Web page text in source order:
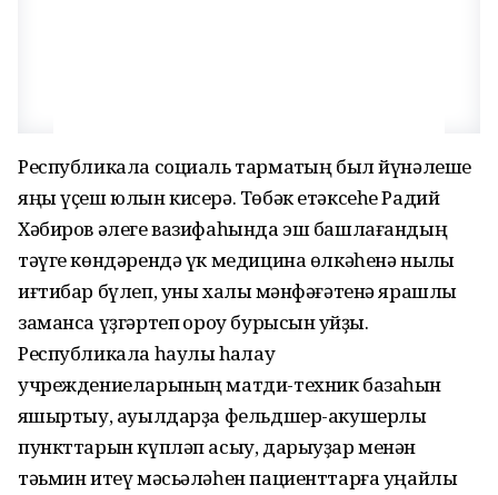
Республикала социаль тармаҡтың был йүнәлеше
яңы үҫеш юлын кисерә. Төбәк етәксеһе Радий
Хәбиров әлеге вазифаһында эш башлағандың
тәүге көндәрендә үк медицина өлкәһенә ныҡлы
иғтибар бүлеп, уны халыҡ мәнфәғәтенә ярашлы
заманса үҙгәртеп ҡороу бурысын ҡуйҙы.
Республикала һаулыҡ һаҡлау
учреждениеларының матди-техник базаһын
яҡшыртыу, ауылдарҙа фельдшер-акушерлыҡ
пункттарын күпләп асыу, дарыуҙар менән
тәьмин итеү мәсьәләһен пациенттарға уңайлы